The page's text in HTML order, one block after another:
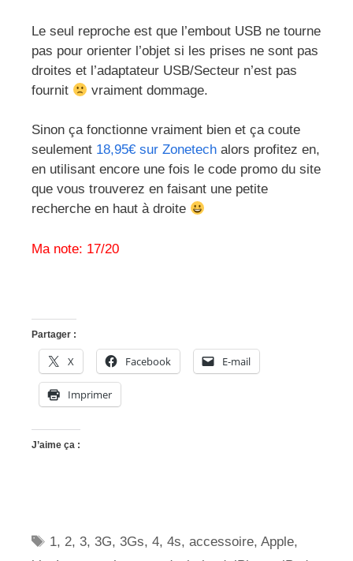
Le seul reproche est que l’embout USB ne tourne
pas pour orienter l’objet si les prises ne sont pas
droites et l’adaptateur USB/Secteur n’est pas
fournit
vraiment dommage.
Sinon ça fonctionne vraiment bien et ça coute
seulement 18,95€ sur Zonetech alors profitez en,
en utilisant encore une fois le code promo du site
que vous trouverez en faisant une petite
recherche en haut à droite
Ma note: 17/20
Partager :
X Facebook E-mail
Imprimer
J’aime ça :
Étiquettes
1,2,3,3G,3Gs,4,4s,accessoire,Apple,